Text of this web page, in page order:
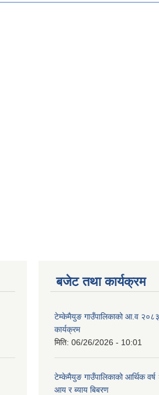
बजेट तथा कार्यक्रम
टेम्केमैयुङ गाउँपालिकाको आ.व
कार्यक्रम
मिति: 06/26/2026 - 10:01
टेम्केमैयुङ गाउँपालिकाको आर्थिक
आय र ब्याय बिबरण